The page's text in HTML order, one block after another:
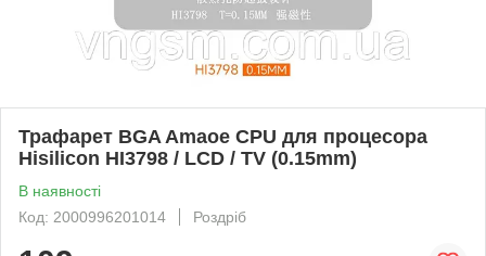
Трафарет BGA Amaoe CPU для процесора
Hisilicon HI3798 / LCD / TV (0.15mm)
В наявності
Код: 2000996201014
Роздріб